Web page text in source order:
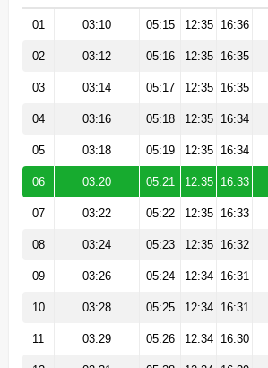
01 03:10 05:15 12:35 16:36
02 03:12 05:16 12:35 16:35
03 03:14 05:17 12:35 16:35
04 03:16 05:18 12:35 16:34
05 03:18 05:19 12:35 16:34
06 03:20 05:21 12:35 16:33
07 03:22 05:22 12:35 16:33
08 03:24 05:23 12:35 16:32
09 03:26 05:24 12:34 16:31
10 03:28 05:25 12:34 16:31
11 03:29 05:26 12:34 16:30